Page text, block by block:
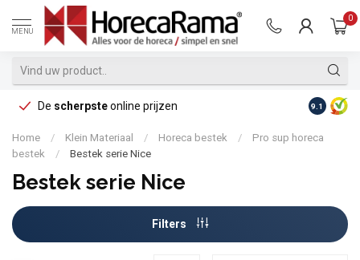
MENU
0
De scherpsteonline prijzen Op
9.1
Home / Klein Materiaal / Horeca bestek /
Pro sup horeca
bestek
/ Bestek serie Nice
Bestek serie Nice
Filters